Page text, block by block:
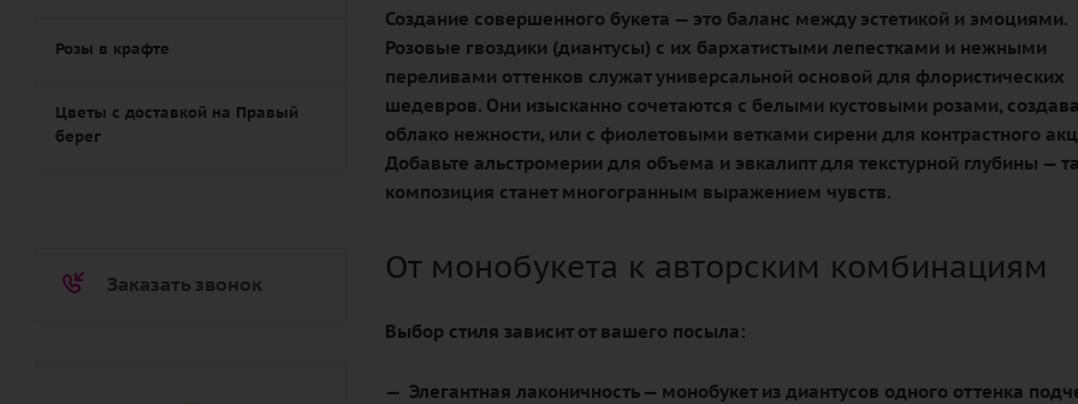
Создание совершенного букета — это баланс между эстетикой и эмоциями.
Розовые гвоздики (диантусы) с их бархатистыми лепестками и нежными
переливами оттенков служат универсальной основой для флористических
шедевров. Они изысканно сочетаются с белыми кустовыми розами,
облако нежности, или с фиолетовыми ветками сирени для контрастного
Добавьте альстромерии для объема и эвкалипт для текстурной глубины —
композиция станет многогранным выражением чувств.
От монобукета к авторским комбинациям
Выбор стиля зависит от вашего посыла:
Элегантная лаконичность— монобукет из диантусов одного оттенка
Розы в крафте
Цветы с доставкой на Правый
берег
Заказать звонок